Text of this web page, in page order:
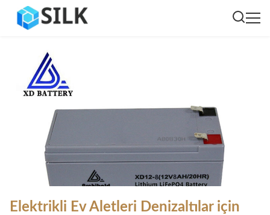
Elektrikli Ev Aletleri Denizaltılar için